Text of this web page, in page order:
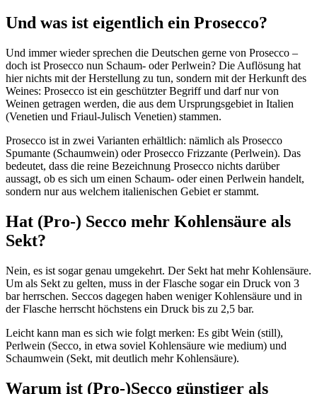
Und was ist eigentlich ein Prosecco?
Und immer wieder sprechen die Deutschen gerne von Prosecco –
doch ist Prosecco nun Schaum- oder Perlwein? Die Auflösung hat
hier nichts mit der Herstellung zu tun, sondern mit der Herkunft des
Weines: Prosecco ist ein geschützter Begriff und darf nur von
Weinen getragen werden, die aus dem Ursprungsgebiet in Italien
(Venetien und Friaul-Julisch Venetien) stammen.
Prosecco ist in zwei Varianten erhältlich: nämlich als Prosecco
Spumante (Schaumwein) oder Prosecco Frizzante (Perlwein). Das
bedeutet, dass die reine Bezeichnung Prosecco nichts darüber
aussagt, ob es sich um einen Schaum- oder einen Perlwein handelt,
sondern nur aus welchem italienischen Gebiet er stammt.
Hat (Pro-) Secco mehr Kohlensäure als
Sekt?
Nein, es ist sogar genau umgekehrt. Der Sekt hat mehr Kohlensäure.
Um als Sekt zu gelten, muss in der Flasche sogar ein Druck von 3
bar herrschen. Seccos dagegen haben weniger Kohlensäure und in
der Flasche herrscht höchstens ein Druck bis zu 2,5 bar.
Leicht kann man es sich wie folgt merken: Es gibt Wein (still),
Perlwein (Secco, in etwa soviel Kohlensäure wie medium) und
Schaumwein (Sekt, mit deutlich mehr Kohlensäure).
Warum ist (Pro-)Secco günstiger als